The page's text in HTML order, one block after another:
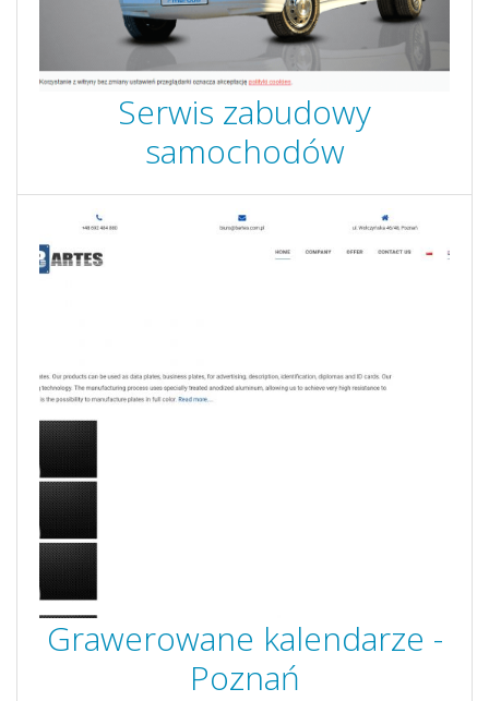
Serwis zabudowy
samochodów
Grawerowane kalendarze -
Poznań